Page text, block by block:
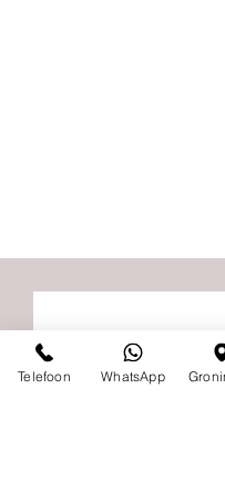
Telefoon WhatsApp